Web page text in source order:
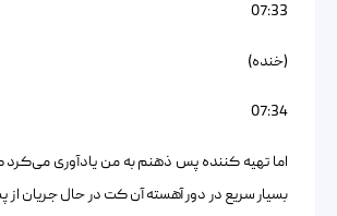
07:33
(خنده)
07:34
اما تهیه کننده پس ذهنم به من یادآوری
بسیار سریع در دور آهسته آن کت در حال جریان از